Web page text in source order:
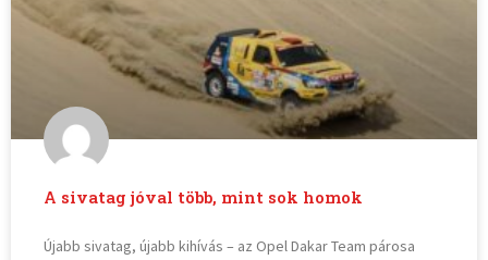
A sivatag jóval több, mint sok homok
Újabb sivatag, újabb kihívás – az Opel Dakar Team párosa